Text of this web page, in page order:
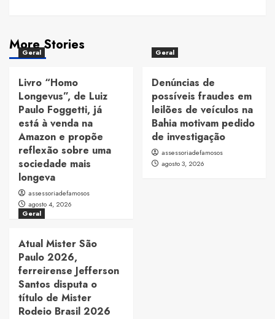
More Stories
Geral
Livro “Homo
Longevus”, de Luiz
Paulo Foggetti, já
está à venda na
Amazon e propõe
reflexão sobre uma
sociedade mais
longeva
assessoriadefamosos
agosto 4, 2026
Geral
Denúncias de
possíveis fraudes em
leilões de veículos na
Bahia motivam pedido
de investigação
assessoriadefamosos
agosto 3, 2026
Geral
Atual Mister São
Paulo 2026,
ferreirense Jefferson
Santos disputa o
título de Mister
Rodeio Brasil 2026